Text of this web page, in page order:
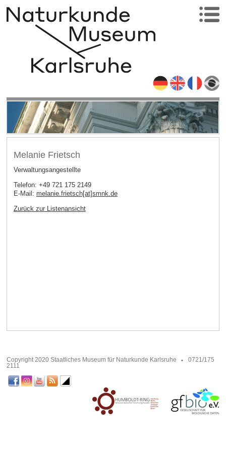
Melanie Frietsch
Verwaltungsangestellte
Telefon: +49 721 175 2149
E-Mail: melanie.frietsch[at]smnk.de
Zurück zur Listenansicht
Copyright 2020 Staatliches Museum für Naturkunde Karlsruhe
0721/175
2111